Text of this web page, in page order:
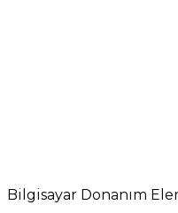
Bilgisayar Donanım